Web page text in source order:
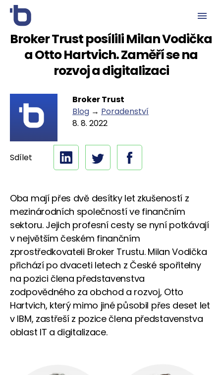
Broker Trust posílili Milan Vodička
a Otto Hartvich. Zaměří se na
rozvoj a digitalizaci
Broker Trust
Blog → Poradenství
8. 8. 2022
Sdílet
Oba mají přes dvě desítky let zkušeností z
mezinárodních společností ve finančním
sektoru. Jejich profesní cesty se nyní potkávají
v největším českém finančním
zprostředkovateli Broker Trustu. Milan Vodička
přichází po dvaceti letech z České spořitelny
na pozici člena představenstva
zodpovědného za obchod a rozvoj, Otto
Hartvich, který mimo jiné působil přes deset let
v IBM, zastřeší z pozice člena představenstva
oblast IT a digitalizace.